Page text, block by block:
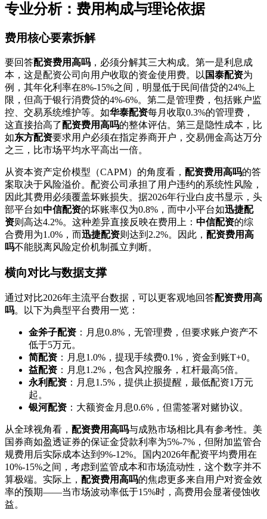
专业分析：费用构成与理论依据
费用核心要素拆解
要回答配资费用高吗 ，必须分解其三大构成。第一是利息成
本，这是配资公司向用户收取的资金使用费。以 国泰配资为
例，其年化利率在8%-15%之间，明显低于民间借贷的24%上
限，但高于银行消费贷的4%-6%。第二是管理费，包括账户监
控、交易系统维护等。如华泰配资每月收取0.3%的管理费，
这直接抬高了配资费用高吗的整体评估。第三是隐性成本，比
如东方配资要求用户必须在指定券商开户，交易佣金高达万分
之三，比市场平均水平高出一倍。
从资本资产定价模型（CAPM）的角度看， 配资费用高吗的答
案取决于风险溢价。配资公司承担了用户违约的系统性风险，
因此其费用必须覆盖坏账损失。据2026年行业白皮书显示，头
部平台如中信配资的坏账率仅为0.8%，而中小平台如迅捷配
资则高达4.2%。这种差异直接反映在费用上： 中信配资的综
合费用为1.0%，而迅捷配资则达到2.2%。因此， 配资费用高
吗不能脱离风险定价机制孤立判断。
横向对比与数据支撑
通过对比2026年主流平台数据，可以更客观地回答配资费用高
吗。以下为典型平台费用一览：
金斧子配资 ：月息0.8%，无管理费，但要求账户资产不
低于5万元。
简配资 ：月息1.0%，提现手续费0.1%，资金到账T+0。
益配资 ：月息1.2%，包含风控服务，杠杆最高5倍。
永利配资 ：月息1.5%，提供止损提醒，最低配资1万元
起。
银河配资 ：大额资金月息0.6%，但需签署对赌协议。
从全球视角看， 配资费用高吗与成熟市场相比具有参考性。美
国券商如盈透证券的保证金贷款利率为5%-7%，但附加监管合
规费用后实际成本达到9%-12%。国内2026年配资平均费用在
10%-15%之间，考虑到监管成本和市场流动性，这个数字并不
算极端。实际上， 配资费用高吗的焦虑更多来自用户对资金效
率的预期——当市场波动率低于15%时，高费用会显著侵蚀收
益。